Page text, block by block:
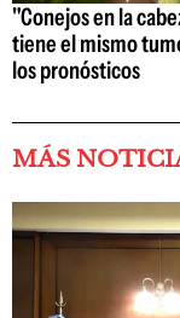
"Conejos en la
tiene el mismo
los pronósticos
MÁS